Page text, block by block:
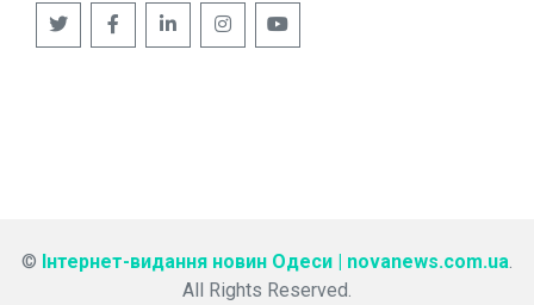
© Інтернет-видання новин Одеси | novanews.com.ua.
All Rights Reserved.